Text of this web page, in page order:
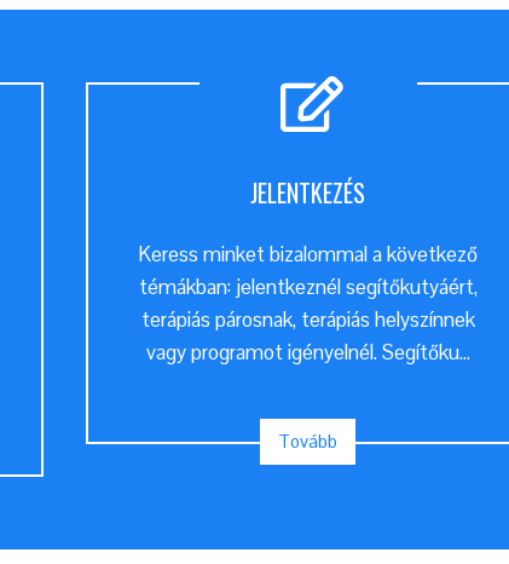
JELENTKEZÉS
Keress minket bizalommal a következő
témákban: jelentkeznél segítőkutyáért,
terápiás párosnak, terápiás helyszínnek
vagy programot igényelnél. Segítőku...
Tovább